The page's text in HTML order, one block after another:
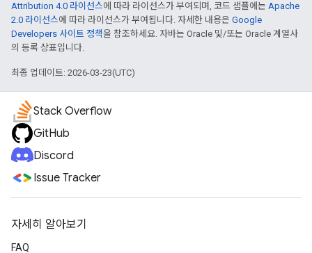
Attribution 4.0 라이선스에 따라 라이선스가 부여되며, 코드 샘플에는 Apache
2.0 라이선스에 따라 라이선스가 부여됩니다. 자세한 내용은 Google
Developers 사이트 정책을 참조하세요. 자바는 Oracle 및/또는 Oracle 계열사
의 등록 상표입니다.
최종 업데이트: 2026-03-23(UTC)
Stack Overflow
GitHub
Discord
Issue Tracker
자세히 알아보기
FAQ